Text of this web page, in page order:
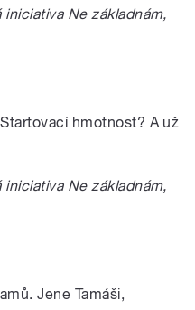
Ne základnám,
hmotnost? A už
Ne základnám,
Jene Tamáši,